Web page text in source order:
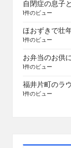
自閉症の息子
1件のビュー
ほおずきで壮
1件のビュー
お弁当のお供
1件のビュー
福井片町のラ
1件のビュー